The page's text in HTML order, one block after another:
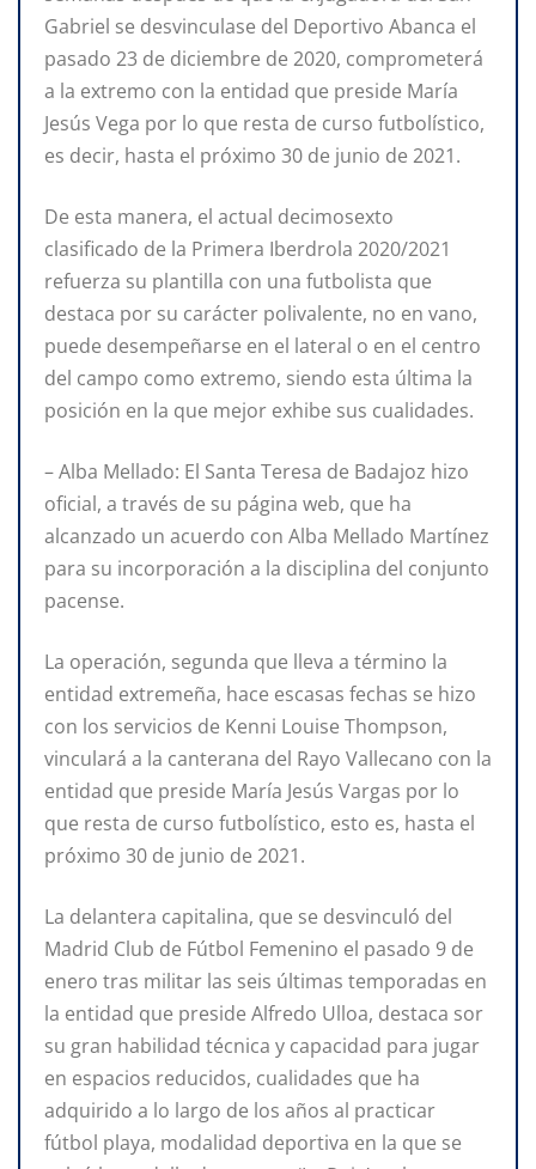
Gabriel se desvinculase del Deportivo Abanca el
pasado 23 de diciembre de 2020, comprometerá
a la extremo con la entidad que preside María
Jesús Vega por lo que resta de curso futbolístico,
es decir, hasta el próximo 30 de junio de 2021.
De esta manera, el actual decimosexto
clasificado de la Primera Iberdrola 2020/2021
refuerza su plantilla con una futbolista que
destaca por su carácter polivalente, no en vano,
puede desempeñarse en el lateral o en el centro
del campo como extremo, siendo esta última la
posición en la que mejor exhibe sus cualidades.
– Alba Mellado: El Santa Teresa de Badajoz hizo
oficial, a través de su página web, que ha
alcanzado un acuerdo con Alba Mellado Martínez
para su incorporación a la disciplina del conjunto
pacense.
La operación, segunda que lleva a término la
entidad extremeña, hace escasas fechas se hizo
con los servicios de Kenni Louise Thompson,
vinculará a la canterana del Rayo Vallecano con la
entidad que preside María Jesús Vargas por lo
que resta de curso futbolístico, esto es, hasta el
próximo 30 de junio de 2021.
La delantera capitalina, que se desvinculó del
Madrid Club de Fútbol Femenino el pasado 9 de
enero tras militar las seis últimas temporadas en
la entidad que preside Alfredo Ulloa, destaca sor
su gran habilidad técnica y capacidad para jugar
en espacios reducidos, cualidades que ha
adquirido a lo largo de los años al practicar
fútbol playa, modalidad deportiva en la que se